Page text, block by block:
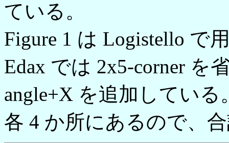
ている。
Figure 1 は Logistello で
Edax では 2x5-corner を
angle+X を追加してい
各 4 か所にあるので、